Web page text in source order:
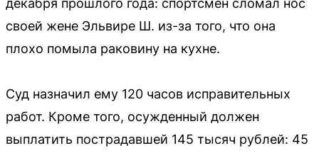
своей жене Эльвире Ш. из-за того, что она
плохо помыла раковину на кухне.
Суд назначил ему 120 часов исправительных
работ. Кроме того, осужденный должен
выплатить пострадавшей 145 тысяч рублей: 45